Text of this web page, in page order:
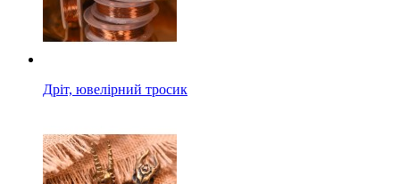
Дріт, ювелірний тросик